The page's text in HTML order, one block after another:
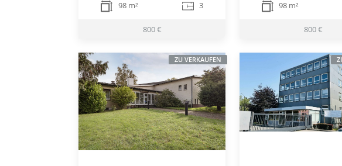
98 m² 3
800 €
98 m²
800 €
ZU VERKAUFEN